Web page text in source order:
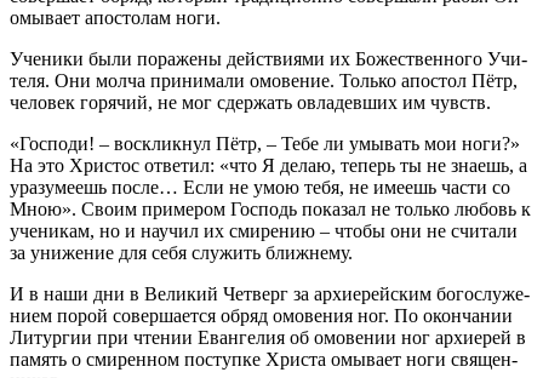
омы­ва­ет апо­сто­лам но­ги.
Уче­ни­ки бы­ли по­ра­же­ны дей­стви­я­ми их Бо­же­ствен­но­го Учи­
те­ля. Они мол­ча при­ни­ма­ли омо­ве­ние. Толь­ко апо­стол Пётр,
че­ло­век го­ря­чий, не мог сдер­жать овла­дев­ших им чувств.
«Гос­по­ди! – вос­клик­нул Пётр, – Те­бе ли умы­вать мои но­ги?»
На это Хри­стос от­ве­тил: «что Я де­лаю, те­перь ты не зна­ешь, а
ура­зу­ме­ешь по­сле… Ес­ли не умою те­бя, не име­ешь ча­сти со
Мною». Сво­им при­ме­ром Гос­подь по­ка­зал не толь­ко лю­бовь к
уче­ни­кам, но и на­учил их сми­ре­нию – чтобы они не счи­та­ли
за уни­же­ние для се­бя слу­жить ближ­не­му.
И в на­ши дни в Ве­ли­кий Чет­верг за ар­хи­ерей­ским бо­го­слу­же­
ни­ем по­рой со­вер­ша­ет­ся об­ряд омо­ве­ния ног. По окон­ча­нии
Ли­тур­гии при чте­нии Еван­ге­лия об омо­ве­нии ног ар­хи­ерей в
па­мять о сми­рен­ном по­ступ­ке Хри­ста омы­ва­ет но­ги свя­щен­